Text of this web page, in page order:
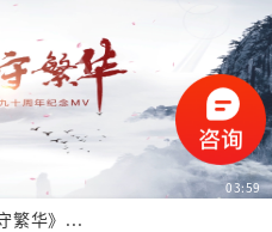
03:59
繁华》...